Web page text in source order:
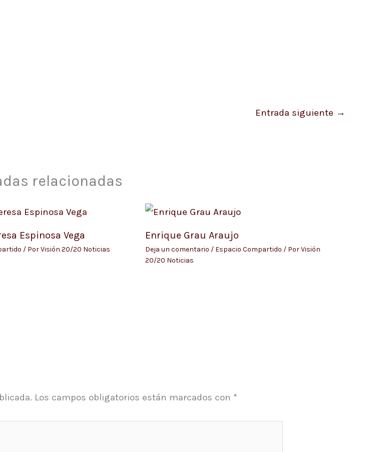
Entrada siguiente →
relacionadas
Espinosa Vega
/ PorVisión 20/20 Noticias
Enrique Grau Araujo
Deja un comentario / Espacio Compartido / PorVisión
20/20 Noticias
Los campos obligatorios están marcados con *